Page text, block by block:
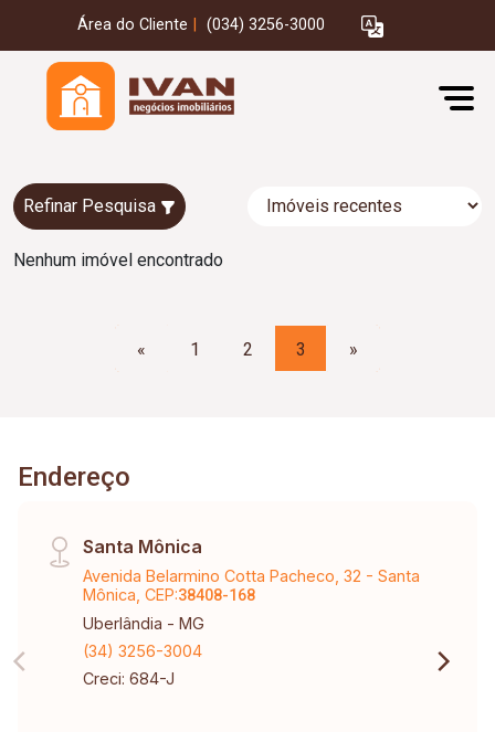
Área do Cliente (034) 3256-3000
Refinar Pesquisa
Nenhum imóvel encontrado
« 1 2 3 »
Endereço
Santa Mônica
Avenida Belarmino Cotta Pacheco, 32 - Santa
Mônica, CEP:38408-168
Uberlândia - MG
(34) 3256-3004
Creci: 684-J